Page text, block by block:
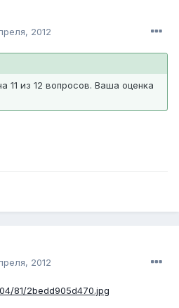
2012
11 из 12 вопросов. Ваша оценка
2012
81/2bedd905d470.jpg